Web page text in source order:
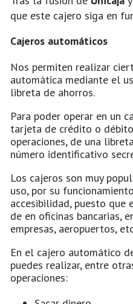
que este cajero siga en
Cajeros automáticos
Nos permiten realizar
automática mediante el
libreta de ahorros.
Para poder operar en un
tarjeta de crédito o
operaciones, de una
número identificativo
Los cajeros son muy
uso, por su
accesibilidad, puesto que
de en oficinas bancarias,
empresas, aeropuertos,
En el cajero automático
puedes realizar, entre
operaciones: